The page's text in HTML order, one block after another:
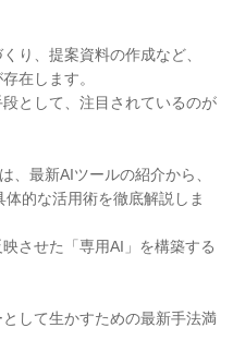
り、提案資料の作成など、
在します。
として、注目されているのが
、最新AIツールの紹介から、
的な活用術を徹底解説しま
させた「専用AI」を構築する
して生かすための最新手法満